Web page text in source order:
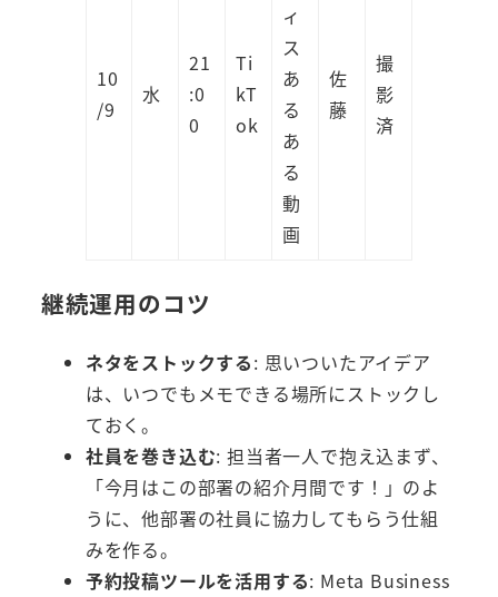
10
/9
水
21
:0
0
Ti
kT
ok
ィ
ス
あ
る
あ
る
動
画
佐
藤
撮
影
済
継続運用のコツ
ネタをストックする: 思いついたアイデア
は、いつでもメモできる場所にストックし
ておく。
社員を巻き込む: 担当者一人で抱え込まず、
「今月はこの部署の紹介月間です！」のよ
うに、他部署の社員に協力してもらう仕組
みを作る。
予約投稿ツールを活用する: Meta Business